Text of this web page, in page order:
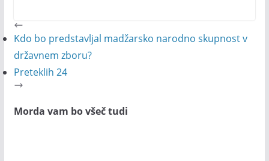
Kdo bo predstavljal madžarsko narodno skupnost v
državnem zboru?
Preteklih 24
Morda vam bo všeč tudi